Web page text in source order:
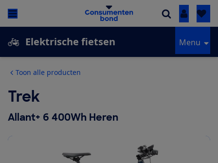
Inloggen
Elektrische fietsen Menu
Toon alle producten
Trek
Allant+ 6 400Wh Heren